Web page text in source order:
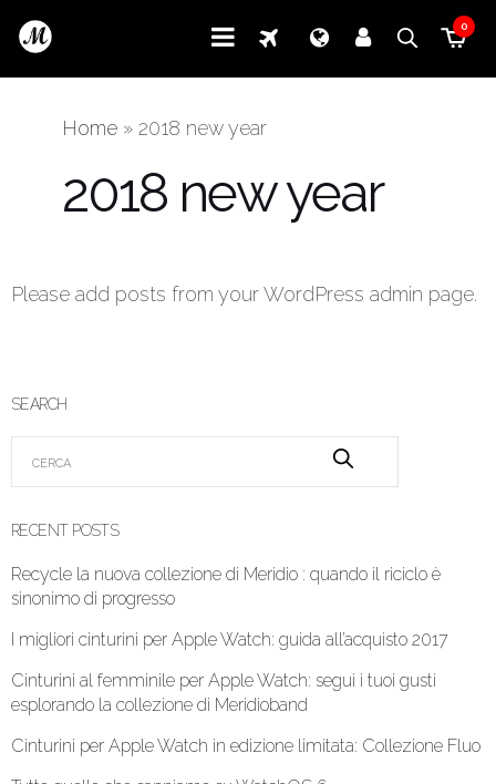
0
Home » 2018 new year
2018 new year
Please add posts from your WordPress admin page.
SEARCH
RECENT POSTS
Recycle la nuova collezione di Meridio : quando il riciclo è
sinonimo di progresso
I migliori cinturini per Apple Watch: guida all’acquisto 2017
Cinturini al femminile per Apple Watch: segui i tuoi gusti
esplorando la collezione di Meridioband
Cinturini per Apple Watch in edizione limitata: Collezione Fluo